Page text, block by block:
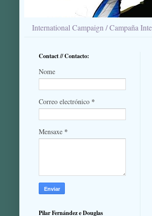
International Campaign / Campaña
Contact // Contacto:
Nome
Correo electrónico *
Mensaxe *
Pilar Fernández e Douglas